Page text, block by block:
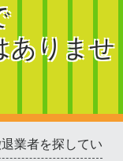
ありませ
業者を探してい